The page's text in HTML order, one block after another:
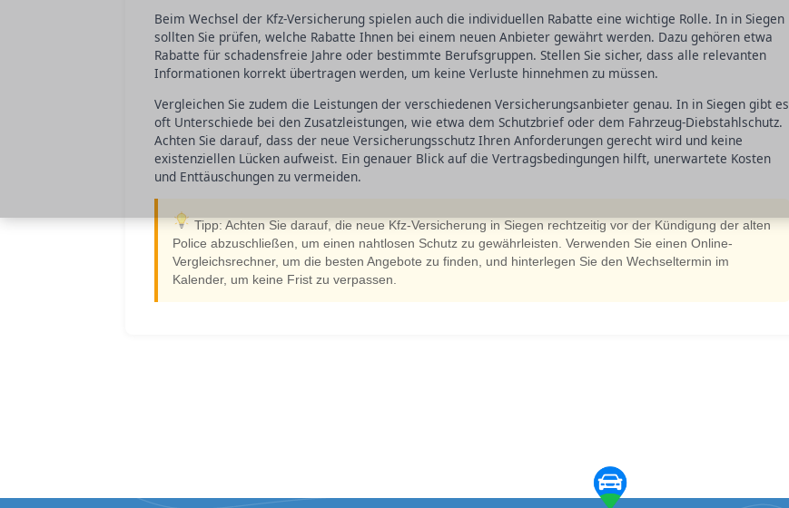
Beim Wechsel der Kfz-Versicherung spielen auch die individuellen Rabatte eine wichtige Rolle. In in Siegen
sollten Sie prüfen, welche Rabatte Ihnen bei einem neuen Anbieter gewährt werden. Dazu gehören etwa
Rabatte für schadensfreie Jahre oder bestimmte Berufsgruppen. Stellen Sie sicher, dass alle relevanten
Informationen korrekt übertragen werden, um keine Verluste hinnehmen zu müssen.
Vergleichen Sie zudem die Leistungen der verschiedenen Versicherungsanbieter genau. In in Siegen gibt es
oft Unterschiede bei den Zusatzleistungen, wie etwa dem Schutzbrief oder dem Fahrzeug-Diebstahlschutz.
Achten Sie darauf, dass der neue Versicherungsschutz Ihren Anforderungen gerecht wird und keine
existenziellen Lücken aufweist. Ein genauer Blick auf die Vertragsbedingungen hilft, unerwartete Kosten
und Enttäuschungen zu vermeiden.
Tipp: Achten Sie darauf, die neue Kfz-Versicherung in Siegen rechtzeitig vor der Kündigung der alten
Police abzuschließen, um einen nahtlosen Schutz zu gewährleisten. Verwenden Sie einen Online-
Vergleichsrechner, um die besten Angebote zu finden, und hinterlegen Sie den Wechseltermin im
Kalender, um keine Frist zu verpassen.